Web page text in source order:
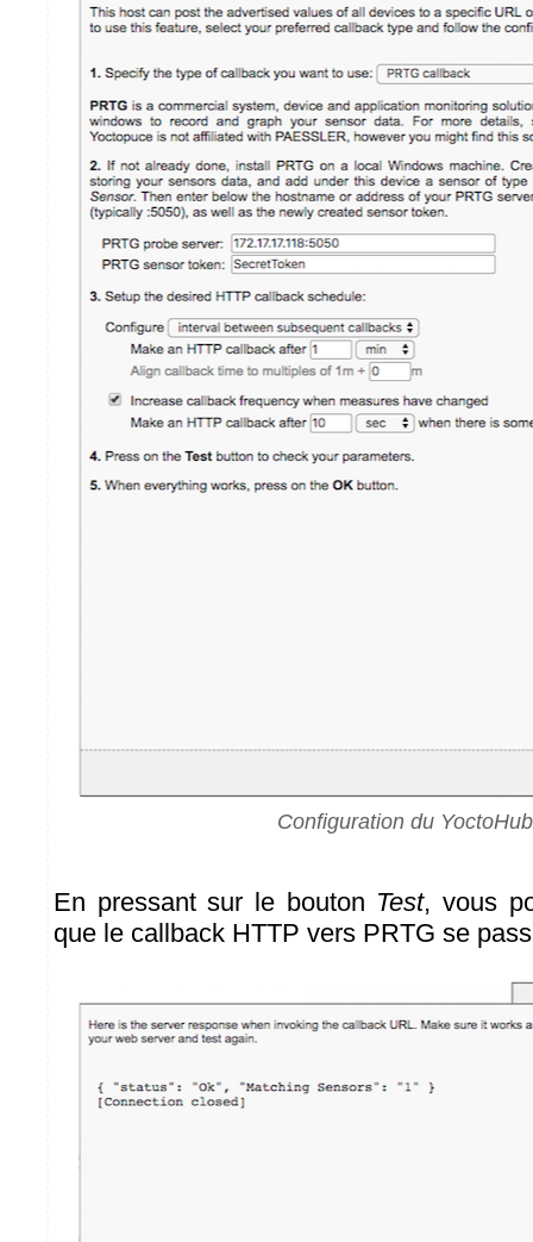
Configuration du YoctoHub
En pressant sur le bouton Test, vous
que le callback HTTP vers PRTG se